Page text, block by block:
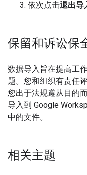
依次点击退出导
保留和诉讼保
数据导入旨在提高工
题。您和组织有责任
您出于法规遵从目的
导入到 Google
中的文件。
相关主题